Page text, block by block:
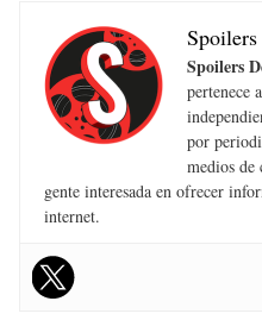
Spoilers
Spoilers
pertenece
por
medios de
gente interesada en ofrecer
internet.